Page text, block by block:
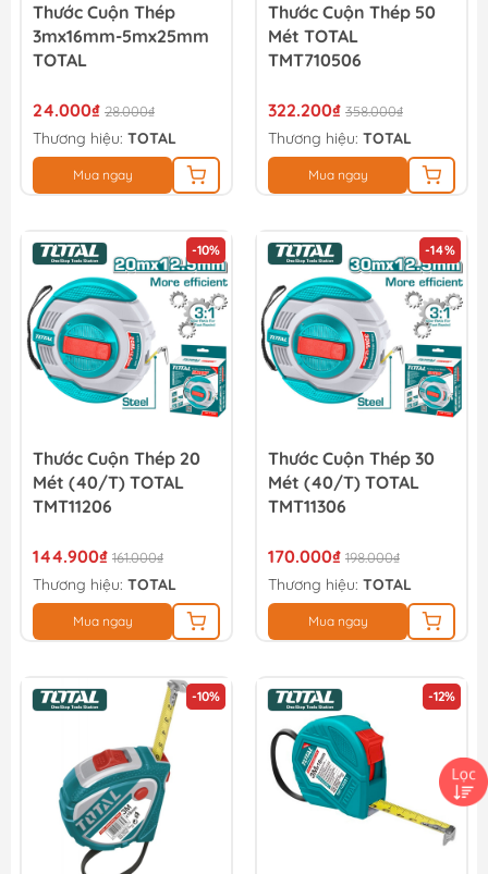
Thước Cuộn Thép
3mx16mm-5mx25mm
TOTAL
24.000₫ 28.000₫
Thương hiệu: TOTAL
Mua ngay
Thước Cuộn Thép 50
Mét TOTAL
TMT710506
322.200₫ 358.000₫
Thương hiệu: TOTAL
Mua ngay
-10%
Thước Cuộn Thép 20
Mét (40/T) TOTAL
TMT11206
144.900₫ 161.000₫
Thương hiệu: TOTAL
Mua ngay
-14%
Thước Cuộn Thép 30
Mét (40/T) TOTAL
TMT11306
170.000₫ 198.000₫
Thương hiệu: TOTAL
Mua ngay
-10% -12%